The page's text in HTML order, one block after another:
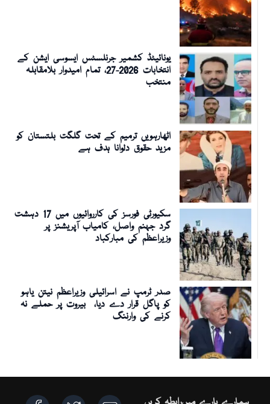
یونائیٹڈ کشمیر جرنلسٹس ایسوسی ایشن کے
انتخابات 2026-27، تمام امیدوار بلامقابلہ
منتخب
اٹھارہویں ترمیم کے تحت گلگت بلتستان کو
مزید حقوق دلوانا ہدف ہے
سکیورٹی فورسز کی کارروائیوں میں 17 دہشت
گرد جہنم واصل، کامیاب آپریشنز پر
وزیراعظم کی مبارکباد
صدر ٹرمپ نے اسرائیلی وزیراعظم نیتن یاہو
کو پاگل قرار دے دیا، بیروت پر حملے نہ
کرنے کی وارننگ